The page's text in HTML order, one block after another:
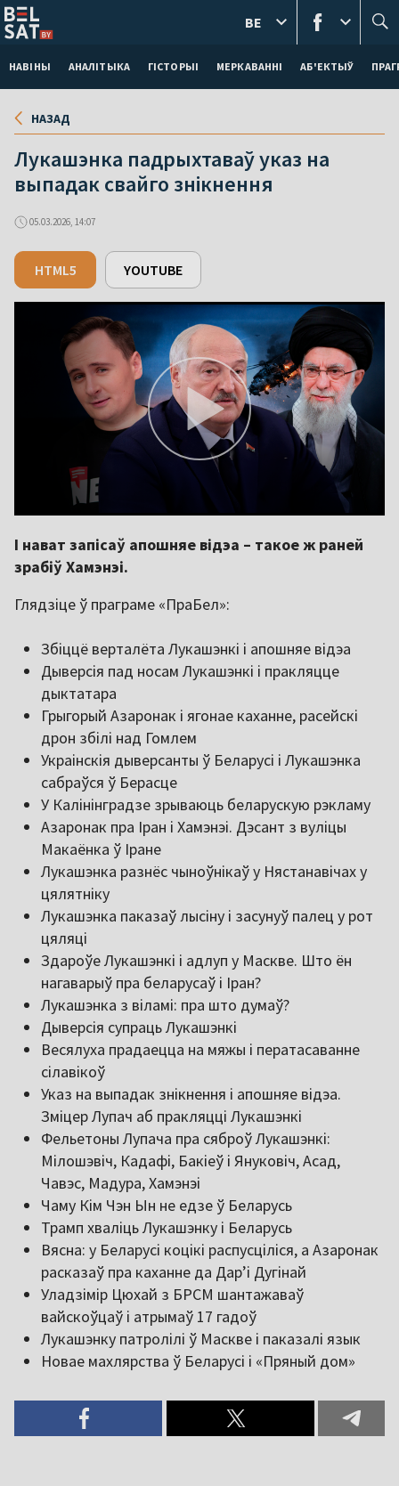
НАВІНЫ АНАЛІТЫКА ГІСТОРЫІ МЕРКАВАННI АБ'ЕКТЫЎ
BE
НАЗАД
Лукашэнка падрыхтаваў указ на
выпадак свайго знікнення
05.03.2026, 14:07
HTML5 YOUTUBE
І нават запісаў апошняе відэа – такое ж раней
зрабіў Хамэнэі.
Глядзіце ў праграме «ПраБел»:
Збіццё верталёта Лукашэнкі і апошняе відэа
Дыверсія пад носам Лукашэнкі і пракляцце
дыктатара
Грыгорый Азаронак і ягонае каханне, расейскі
дрон збілі над Гомлем
Украінскія дыверсанты ў Беларусі і Лукашэнка
сабраўся ў Берасце
У Калінінградзе зрываюць беларускую рэкламу
Азаронак пра Іран і Хамэнэі. Дэсант з вуліцы
Макаёнка ў Іране
Лукашэнка разнёс чыноўнікаў у Нястанавічах у
цялятніку
Лукашэнка паказаў лысіну і засунуў палец у рот
цяляці
Здароўе Лукашэнкі і адлуп у Маскве. Што ён
нагаварыў пра беларусаў і Іран?
Лукашэнка з віламі: пра што думаў?
Дыверсія супраць Лукашэнкі
Весялуха прадаецца на мяжы і ператасаванне
сілавікоў
Указ на выпадак знікнення і апошняе відэа.
Зміцер Лупач аб пракляцці Лукашэнкі
Фельетоны Лупача пра сяброў Лукашэнкі:
Мілошэвіч, Кадафі, Бакіеў і Януковіч, Асад,
Чавэс, Мадура, Хамэнэі
Чаму Кім Чэн Ын не едзе ў Беларусь
Трамп хваліць Лукашэнку і Беларусь
Вясна: у Беларусі коцікі распусціліся, а Азаронак
расказаў пра каханне да Дар’і Дугінай
Уладзімір Цюхай з БРСМ шантажаваў
вайскоўцаў і атрымаў 17 гадоў
Лукашэнку патролілі ў Маскве і паказалі язык
Новае махлярства ў Беларусі і «Пряный дом»